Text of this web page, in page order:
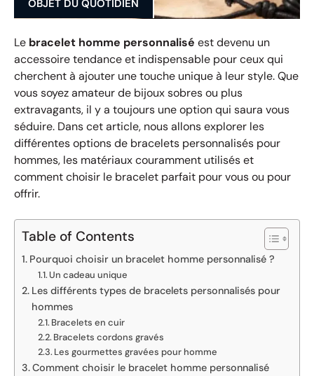
OBJET DU QUOTIDIEN
Le bracelet homme personnalisé est devenu un
accessoire tendance et indispensable pour ceux qui
cherchent à ajouter une touche unique à leur style. Que
vous soyez amateur de bijoux sobres ou plus
extravagants, il y a toujours une option qui saura vous
séduire. Dans cet article, nous allons explorer les
différentes options de bracelets personnalisés pour
hommes, les matériaux couramment utilisés et
comment choisir le bracelet parfait pour vous ou pour
offrir.
Table of Contents
Pourquoi choisir un bracelet homme personnalisé ?
Un cadeau unique
Les différents types de bracelets personnalisés pour
hommes
Bracelets en cuir
Bracelets cordons gravés
Les gourmettes gravées pour homme
Comment choisir le bracelet homme personnalisé